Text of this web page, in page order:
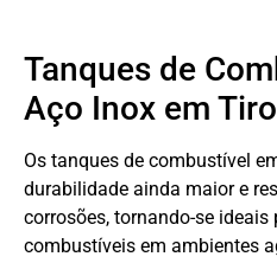
Tanques de
Aço Inox em
Os tanques de combustível
durabilidade ainda maior e
corrosões, tornando-se ideais
combustíveis em ambientes